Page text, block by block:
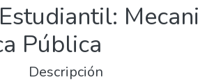
Pública
Descripción